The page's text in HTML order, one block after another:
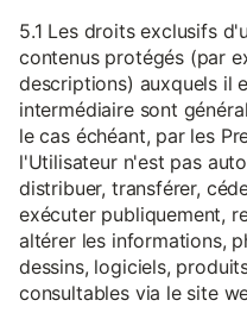
5.1 Les droits exclusifs
contenus protégés (par
descriptions) auxquels il
intermédiaire sont
le cas échéant, par les
l'Utilisateur n'est pas
distribuer, transférer,
exécuter publiquement,
altérer les informations,
dessins, logiciels,
consultables via le site